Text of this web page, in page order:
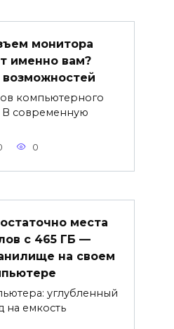
монитора
именно вам?
компьютерного
В современную
0
места
с 465 ГБ —
на своем
углубленный
на емкость